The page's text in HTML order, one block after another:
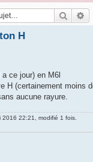
H
ce jour) en M6l
H (certainement
aucune rayure.
2016 22:21, modifié 1 fois.